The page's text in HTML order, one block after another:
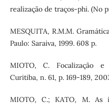
realização de traços-phi. (No
MESQUITA, R.M.M.
Paulo: Saraiva, 1999. 608 p.
MIOTO, C. Focalização e
Curitiba, n. 61, p. 169-189,
MIOTO, C.; KATO, M. As